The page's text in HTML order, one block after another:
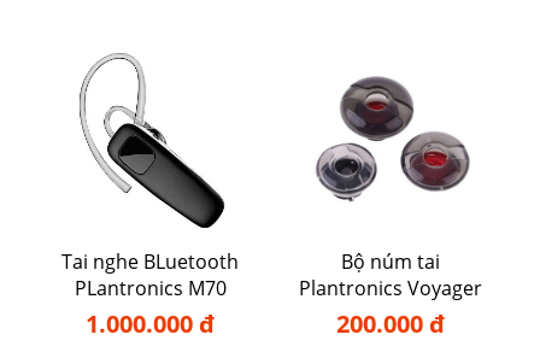
Tai nghe BLuetooth
PLantronics M70
1.000.000 đ
Bộ núm tai
Plantronics Voyager
5200
200.000 đ